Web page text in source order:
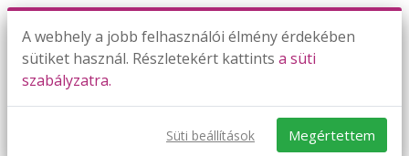
Sikeres beállítás
A webhely a jobb felhasználói élmény érdekében
sütiket használ. Részletekért kattints a süti
szabályzatra.
Süti beállítások Megértettem